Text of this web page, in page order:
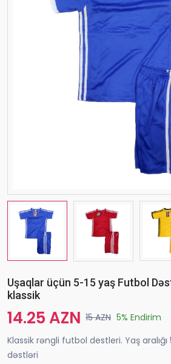
Uşaqlar üçün 5-15 yaş Futbol
klassik
14.25 AZN 15 AZN 5% Endirim
Klassik rəngli futbol destleri. Yaş
dəstləri